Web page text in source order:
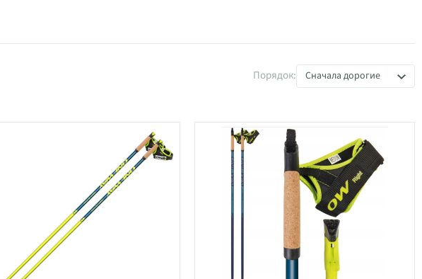
Порядок: Сначала дорогие